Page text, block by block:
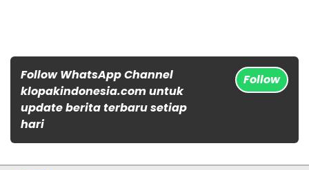
Follow WhatsApp Channel
klopakindonesia.com untuk
update berita terbaru setiap
hari
Follow